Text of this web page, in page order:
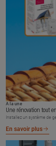
À la une
Une rénovation tout
Installez un système de
En savoir plus